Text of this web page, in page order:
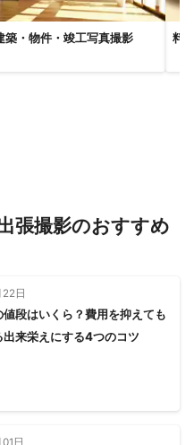
築・物件・竣工写真撮影 料
張撮影のおすすめ
日
段はいくら？費用を抑えても
出来栄えにする4つのコツ
日